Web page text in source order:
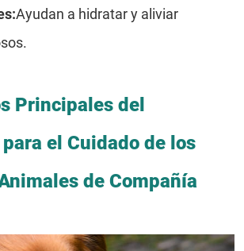
Ayudan a hidratar y aliviar
Principales del
el Cuidado de los
de Compañía